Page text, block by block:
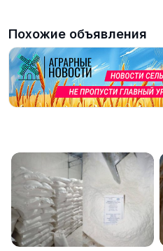
Похожие объявления